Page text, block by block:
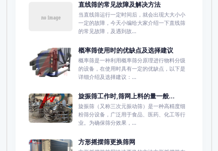
直线筛的常见故障及解决方法
当直线筛运行一定时间后，就会出现大大小小
一定的故障，今天小编给大家介绍一下直线筛
的常见故障，及遇到故...
概率筛使用时的优缺点及选择建议
概率筛是一种利用概率筛分原理进行物料分级
的设备，在使用时具有一定的优缺点，以下是
详细介绍及选择建议：...
旋振筛工作时,筛网上料的量一般...
旋振筛（又称三次元振动筛）是一种高精度细
粉筛分设备，广泛用于食品、医药、化工等行
业。为确保筛分效果，...
方形摇摆筛更换筛网